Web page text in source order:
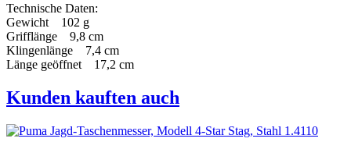
Technische Daten:
Gewicht 102 g
Grifflänge 9,8 cm
Klingenlänge 7,4 cm
Länge geöffnet 17,2 cm
Kunden kauften auch